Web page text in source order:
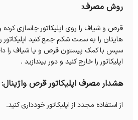
روش مصرف:
قرص و شیاف را روی اپلیکاتور جاسازی کرده
هایتان را به سمت شکم جمع کنید اپلیکاتور
سپس با کمک پیستون قرص و یا شیاف را
اپلیکاتور را خارج کنید و دور بیندازید .
هشدار مصرف اپلیکاتور قرص واژینال:
از استفاده مجدد از اپلیکاتور خودداری کنید.